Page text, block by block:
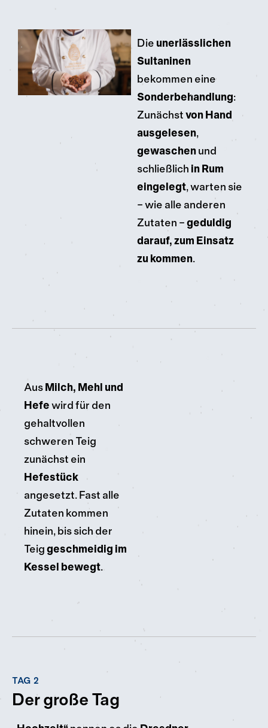
Die unerlässlichen
Sultaninen
bekommen eine
Sonderbehandlung:
Zunächst von Hand
ausgelesen,
gewaschenund
schließlich in Rum
eingelegt, warten sie
– wie alle anderen
Zutaten – geduldig
darauf, zum Einsatz
zu kommen.
Aus Milch, Mehl und
Hefe wird für den
gehaltvollen
schweren Teig
zunächst ein
Hefestück
angesetzt. Fast alle
Zutaten kommen
hinein, bis sich der
Teig geschmeidig im
Kessel bewegt.
TAG 2
Der große Tag